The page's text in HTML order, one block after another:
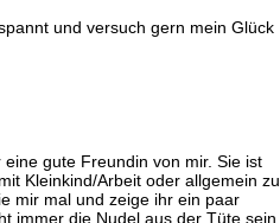
und versuch gern mein Glück
gute Freundin von mir. Sie ist
Kleinkind/Arbeit oder allgemein zu
mir mal und zeige ihr ein paar
immer die Nudel aus der Tüte sein